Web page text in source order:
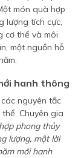
món quà hợp
lượng tích cực,
cơ thể và môi
một nguồn hỗ
hanh thông
nguyên tắc
Chuyên gia
phong thủy
lượng, một lời
mới hanh